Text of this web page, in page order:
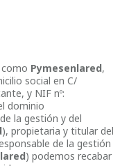
como Pymesenlared,
social en C/
y NIF nº:
dominio
la gestión y del
), propietaria y titular del
de la gestión
) podemos recabar